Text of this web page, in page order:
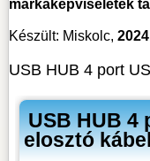
márkaképviseletek
Készült: Miskolc,
USB HUB 4 port
USB HUB 4
elosztó